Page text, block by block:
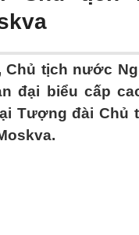
Chủ tịch nước
đại biểu cấp
Tượng đài Chủ